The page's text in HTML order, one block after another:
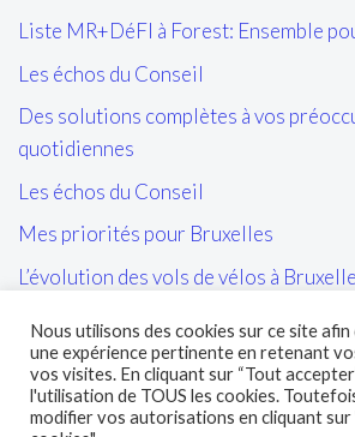
Liste MR+DéFI à Forest: Ensemble
Les échos du Conseil
Des solutions complètes à vos
quotidiennes
Les échos du Conseil
Mes priorités pour Bruxelles
L’évolution des vols de vélos à
Les tags/affiches/autocollants
et la cohésion sociale
L’entretien des sites propres de la
Nous utilisons des cookies sur ce site
une expérience pertinente en retenant
vos visites. En cliquant sur “Tout
l'utilisation de TOUS les cookies.
modifier vos autorisations en cliquant sur